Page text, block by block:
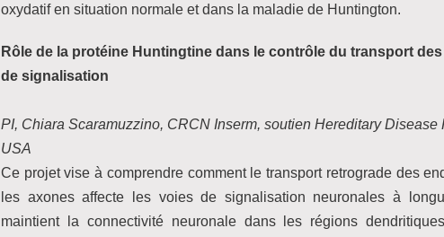
oxydatif en situation normale et dans la maladie de Huntington.
Rôle de la protéine Huntingtine dans le contrôle du transport
de signalisation
PI, Chiara Scaramuzzino, CRCN Inserm, soutien Hereditary Disease
USA
Ce projet vise à comprendre comment le transport retrograde des
les axones affecte les voies de signalisation neuronales à
maintient la connectivité neuronale dans les régions